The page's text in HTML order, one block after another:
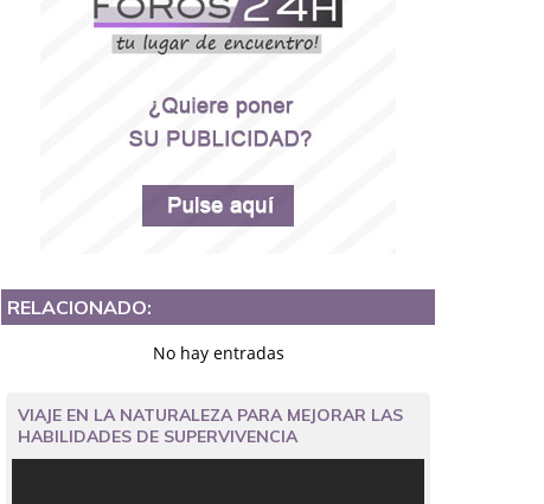
RELACIONADO:
No hay entradas
VIAJE EN LA NATURALEZA PARA MEJORAR LAS
HABILIDADES DE SUPERVIVENCIA